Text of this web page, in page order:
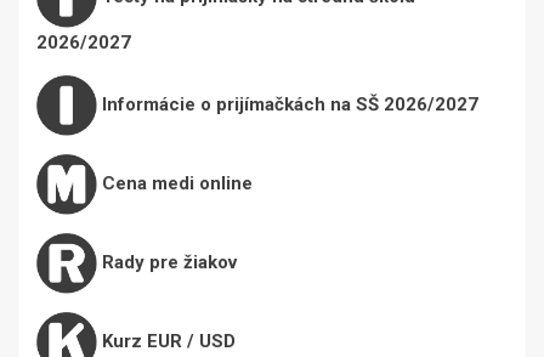
2026/2027
Informácie o prijímačkách na SŠ 2026/2027
Cena medi online
Rady pre žiakov
Kurz EUR / USD